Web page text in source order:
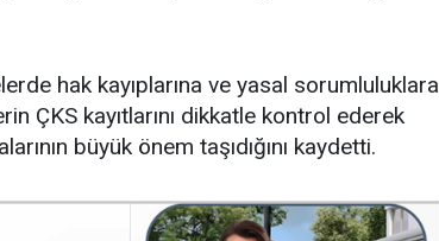
hak kayıplarına ve yasal sorumluluklara
ÇKS kayıtlarını dikkatle kontrol ederek
büyük önem taşıdığını kaydetti.